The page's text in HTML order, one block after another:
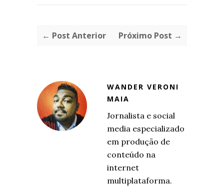
← Post Anterior Próximo Post →
WANDER VERONI
MAIA
Jornalista e social
media especializado
em produção de
conteúdo na
internet
multiplataforma.